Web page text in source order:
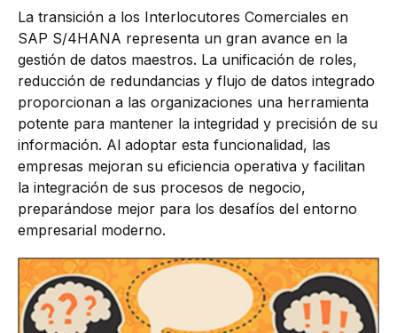
La transición a los Interlocutores Comerciales en
SAP S/4HANA representa un gran avance en la
gestión de datos maestros. La unificación de roles,
reducción de redundancias y flujo de datos integrado
proporcionan a las organizaciones una herramienta
potente para mantener la integridad y precisión de su
información. Al adoptar esta funcionalidad, las
empresas mejoran su eficiencia operativa y facilitan
la integración de sus procesos de negocio,
preparándose mejor para los desafíos del entorno
empresarial moderno.